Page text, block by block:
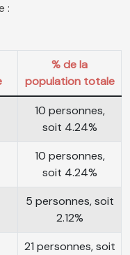
:
% de la
population totale
10 personnes,
soit 4.24%
10 personnes,
soit 4.24%
5 personnes, soit
2.12%
21 personnes, soit